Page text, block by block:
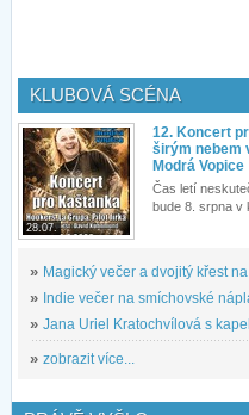
KLUBOVÁ SCÉNA
28.07.
12. Koncert
širým nebem
Modrá Vopice
Čas letí
bude 8. srpna v
» Magický večer a dvojitý křest
» Indie večer na smíchovské
» Jana Uriel Kratochvílová s
» zobrazit více...